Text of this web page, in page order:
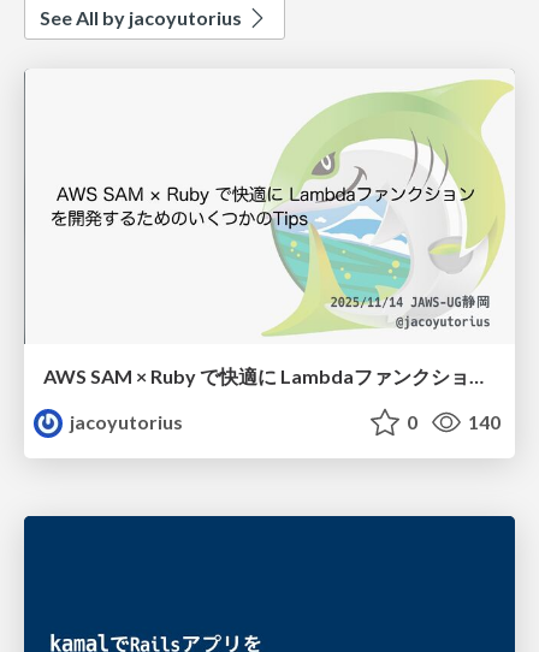
See All by jacoyutorius
AWS SAM × Ruby で快適に Lambdaファンクションを開発するためのいくつかのTips
jacoyutorius
0 140